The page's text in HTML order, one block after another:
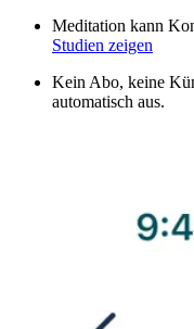
Meditation kann
Studien zeigen
Kein Abo, keine
automatisch aus.